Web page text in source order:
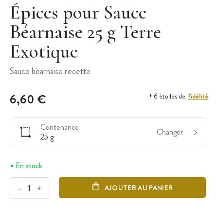
Épices pour Sauce
Béarnaise 25 g Terre
Exotique
Sauce béarnaise recette
6,60 € + 6 étoiles de fidélité
Contenance
25 g
Changer
En stock
- + AJOUTER AU PANIER